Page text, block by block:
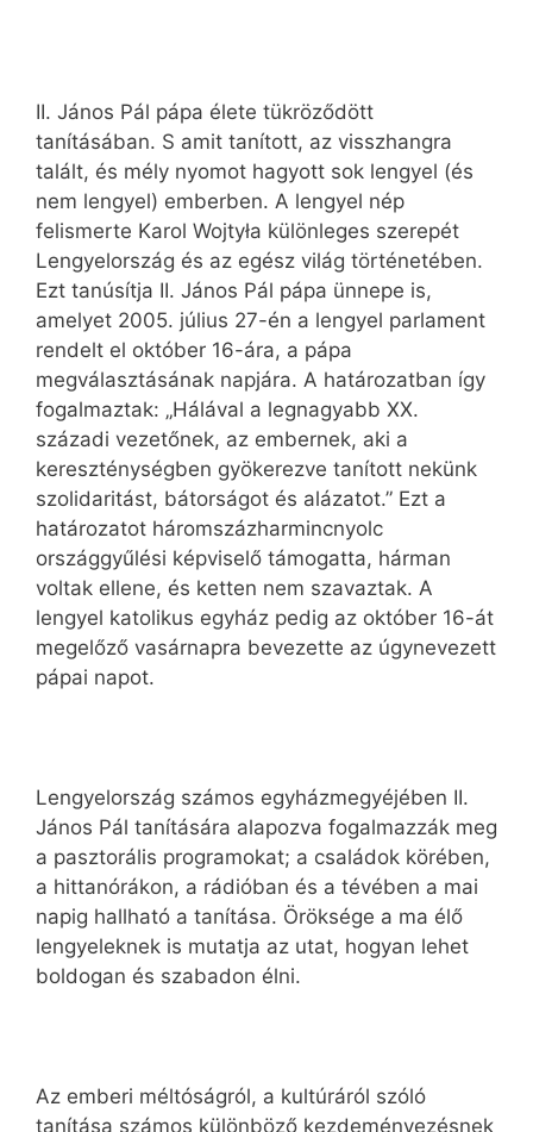
II. János Pál pápa élete tükröződött
tanításában. S amit tanított, az visszhangra
talált, és mély nyomot hagyott sok lengyel (és
nem lengyel) emberben. A lengyel nép
felismerte Karol Wojtyła különleges szerepét
Lengyelország és az egész világ történetében.
Ezt tanúsítja II. János Pál pápa ünnepe is,
amelyet 2005. július 27-én a lengyel parlament
rendelt el október 16-ára, a pápa
megválasztásának napjára. A határozatban így
fogalmaztak: „Hálával a legnagyabb XX.
századi vezetőnek, az embernek, aki a
kereszténységben gyökerezve tanított nekünk
szolidaritást, bátorságot és alázatot.” Ezt a
határozatot háromszázharmincnyolc
országgyűlési képviselő támogatta, hárman
voltak ellene, és ketten nem szavaztak. A
lengyel katolikus egyház pedig az október 16-át
megelőző vasárnapra bevezette az úgynevezett
pápai napot.
Lengyelország számos egyházmegyéjében II.
János Pál tanítására alapozva fogalmazzák meg
a pasztorális programokat; a családok körében,
a hittanórákon, a rádióban és a tévében a mai
napig hallható a tanítása. Öröksége a ma élő
lengyeleknek is mutatja az utat, hogyan lehet
boldogan és szabadon élni.
Az emberi méltóságról, a kultúráról szóló
tanítása számos különböző kezdeményezésnek